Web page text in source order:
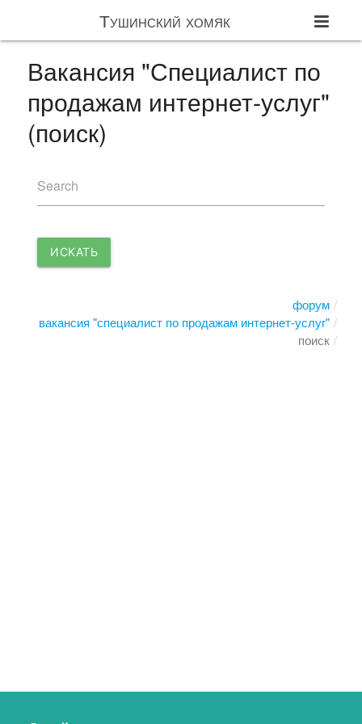
Тушинский хомяк
Вакансия "Специалист по
продажам интернет-услуг"
(поиск)
Search
ИСКАТЬ
форум
вакансия "специалист по продажам интернет-услуг"
поиск